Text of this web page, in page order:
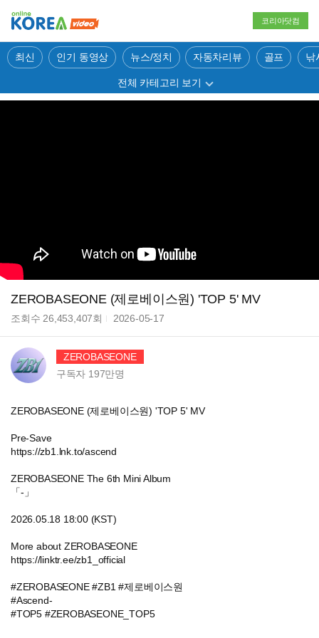
코리아닷컴
최신 인기 동영상 뉴스/정치 자동차리뷰 골프 낚
전체 카테고리 보기
ZEROBASEONE (제로베이스원) 'TOP 5' MV
조회수 26,453,407회 2026-05-17
ZEROBASEONE
구독자 197만명
ZEROBASEONE (제로베이스원) 'TOP 5' MV
Pre-Save
https://zb1.lnk.to/ascend
ZEROBASEONE The 6th Mini Album
「-」
2026.05.18 18:00 (KST)
More about ZEROBASEONE
https://linktr.ee/zb1_official
#ZEROBASEONE #ZB1 #제로베이스원
#Ascend-
#TOP5 #ZEROBASEONE_TOP5